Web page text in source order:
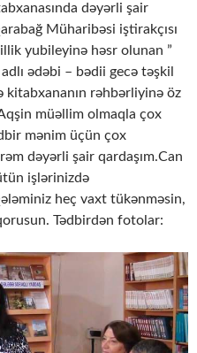
dəyərli şair
Müharibəsi iştirakçısı
yubileyinə həsr olunan ”
ədəbi – bədii gecə təşkil
kitabxananın rəhbərliyinə öz
müəllim olmaqla çox
mənim üçün çox
dəyərli şair qardaşım.Can
işlərinizdə
heç vaxt tükənməsin,
Tədbirdən fotolar: